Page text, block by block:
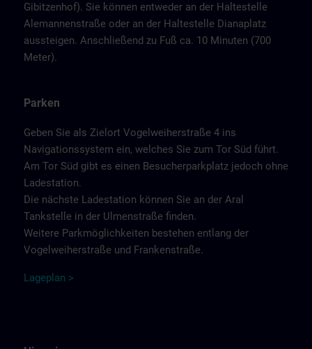
Gibitzenhof). Sie können entweder an der Haltestelle
Alemannenstraße oder an der Haltestelle Dianaplatz
aussteigen. Anschließend zu Fuß ca. 10 Minuten (700
Meter).
Parken
Geben Sie als Zielort Vogelweiherstraße 4 ins
Navigationssystem ein, welches Sie zum Tor Süd führt.
Am Tor Süd gibt es einen Besucherparkplatz jedoch ohne
Ladestation.
Die nächste Ladestation können Sie an der Aral
Tankstelle in der Ulmenstraße finden.
Weitere Parkmöglichkeiten bestehen entlang der
Vogelweiherstraße und Frankenstraße.
Lagep lan >